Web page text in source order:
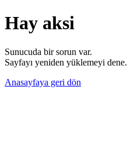
Hay aksi
Sunucuda bir sorun var.
Sayfayı yeniden yüklemeyi
Anasayfaya geri dön